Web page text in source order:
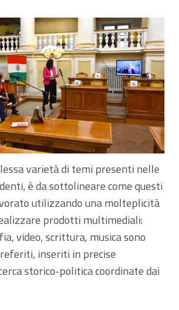
varietà di temi presenti nelle
è da sottolineare come questi
utilizzando una molteplicità
prodotti multimediali:
video, scrittura, musica sono
inseriti in precise
storico-politica coordinate dai